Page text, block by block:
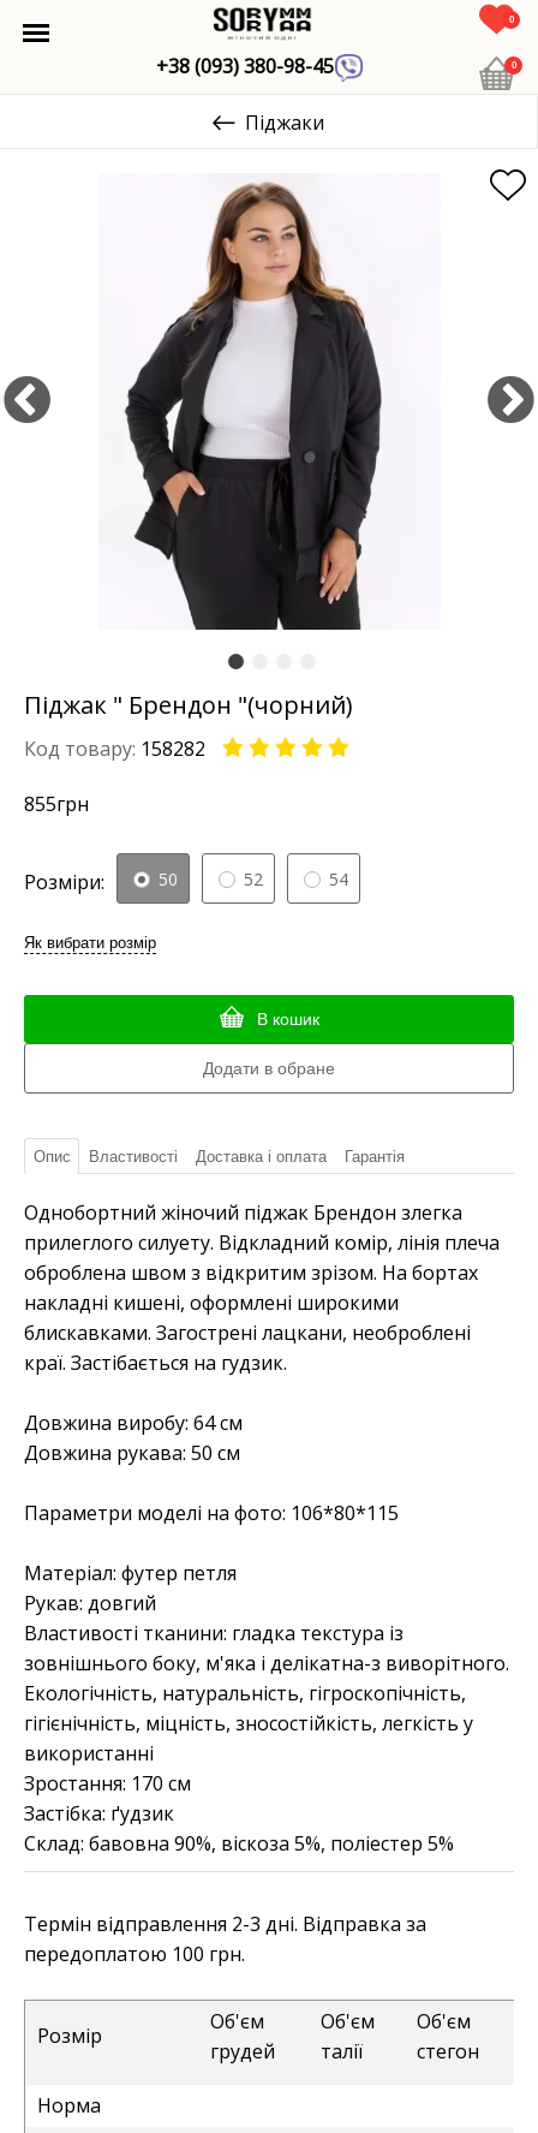
+38 (093) 380-98-45
0
0
Піджаки
Піджак " Брендон "(чорний)
Код товару: 158282
855грн
Розміри: 50 52 54
Як вибрати розмір
В кошик
Опис Властивості Доставка і оплата Гарантія
Однобортний жіночий піджак Брендон злегка
прилеглого силуету. Відкладний комір, лінія плеча
оброблена швом з відкритим зрізом. На бортах
накладні кишені, оформлені широкими
блискавками. Загострені лацкани, необроблені
краї. Застібається на гудзик.
Довжина виробу: 64 см
Довжина рукава: 50 см
Параметри моделі на фото: 106*80*115
Матеріал: футер петля
Рукав: довгий
Властивості тканини: гладка текстура із
зовнішнього боку, м'яка і делікатна-з виворітного.
Екологічність, натуральність, гігроскопічність,
гігієнічність, міцність, зносостійкість, легкість у
використанні
Зростання: 170 см
Застібка: ґудзик
Склад: бавовна 90%, віскоза 5%, поліестер 5%
Термін відправлення 2-3 дні. Відправка за
передоплатою 100 грн.
Розмір
Об'єм
грудей
Об'єм
талії
Об'єм
стегон
Норма